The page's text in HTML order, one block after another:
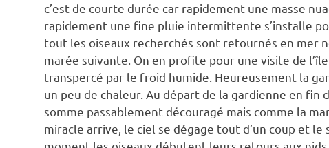
c’est de courte durée car rapidement une masse
rapidement une fine pluie intermittente s’installe
tout les oiseaux recherchés sont retournés en mer
marée suivante. On en profite pour une visite de
transpercé par le froid humide. Heureusement la
un peu de chaleur. Au départ de la gardienne en fin
somme passablement découragé mais comme la
miracle arrive, le ciel se dégage tout d’un coup et